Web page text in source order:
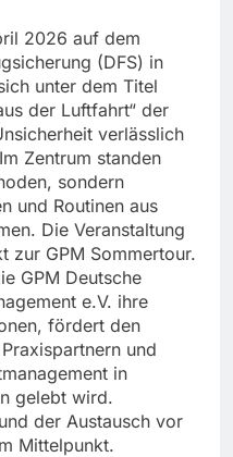
2026 auf dem
(DFS) in
unter dem Titel
der Luftfahrt“ der
verlässlich
Zentrum standen
sondern
und Routinen aus
Die Veranstaltung
zur GPM Sommertour.
GPM Deutsche
e.V. ihre
fördert den
und
in
gelebt wird.
der Austausch vor
Mittelpunkt.